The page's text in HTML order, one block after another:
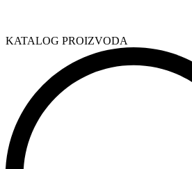
KATALOG PROIZVODA